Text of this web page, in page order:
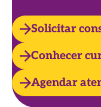
Solicitar
Conhecer
Agendar